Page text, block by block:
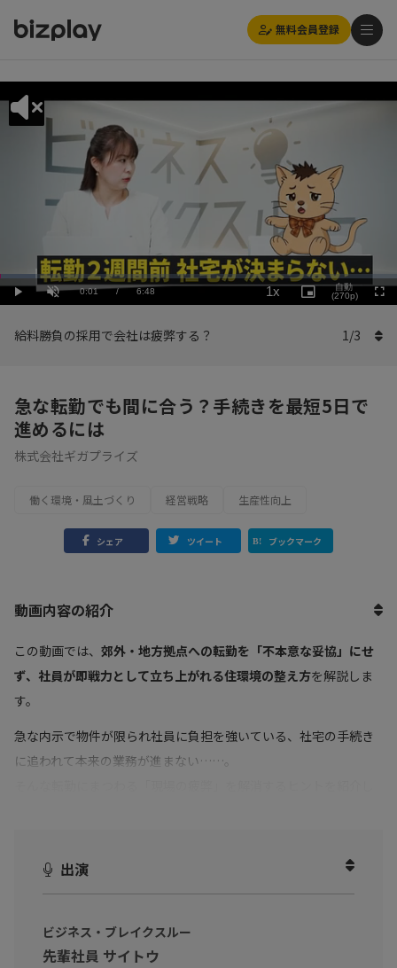
無料会員登録
Play UnmuteCurrent
0:01 / Duration
6:48
Loaded:
8.83%
1x
Playback
Rate
Picture-
in-
自動
(270p)
給料勝負の採用で会社は疲弊する？ 1/3
急な転勤でも間に合う？手続きを最短5日で
進めるには
株式会社ギガプライズ
働く環境・風土づくり 経営戦略 生産性向上
シェア ツイート ブックマーク
動画内容の紹介
この動画では、 郊外・地方拠点への転勤を「不本意な妥協」にせ
ず、社員が即戦力として立ち上がれる住環境の整え方を解説しま
す。
急な内示で物件が限られ社員に負担を強いている、社宅の手続き
に追われて本来の業務が進まない……。
を活用し、最短5日で鍵を手配するスピード感と、物件選択の幅を
広げる仕組みを整理。
い選びを実現し、人事・総務部門の負担と社員満足度を同時に改
出演
ビジネス・ブレイクスルー
先輩社員 サイトウ